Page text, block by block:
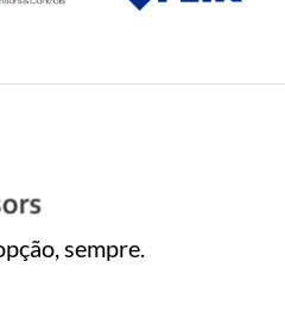
sempre.